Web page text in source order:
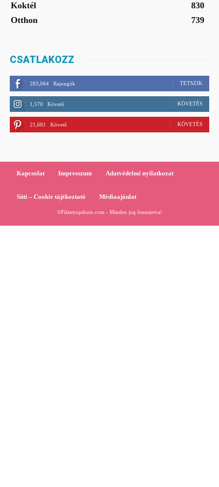
Koktél
830
Otthon
739
CSATLAKOZZ
283,064 Rajongók TETSZIK
1,570 Követő KÖVETÉS
21,681 Követő KÖVETÉS
Kapcsolat Impresszum Adatvédelmi nyilatkozat
Süti – Cookie tájékoztató Médiaajánlat
©Filantropikum.com - Minden jog fenntartva!